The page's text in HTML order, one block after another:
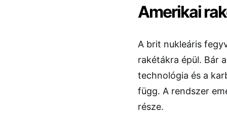
Amerikai
A brit nukleáris
rakétákra épül. Bár
technológia és a
függ. A rendszer
része.